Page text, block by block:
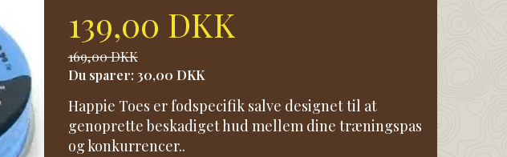
139,00 DKK
169,00 DKK
Du sparer: 30,00 DKK
Happie Toes er fodspecifik salve designet til at
genoprette beskadiget hud mellem dine træningspas
og konkurrencer..